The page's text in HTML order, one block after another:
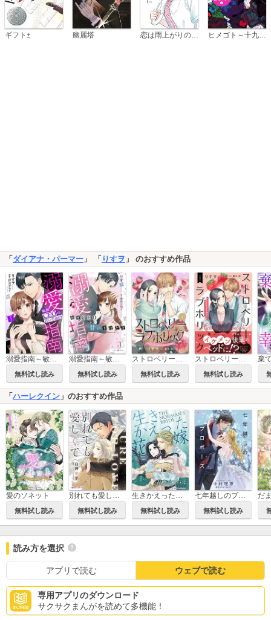
ギフト± 幽麗塔 恋は雨上がりのように ヒメゴト～十九歳の制服～
「 ダイアナ・パーマー 」 「 りすヲ 」 のおすすめ作品
無料試し読み 無料試し読み 無料試し読み 無料試し読み
「ハーレクイン 」のおすすめ作品
愛のソネット
無料試し読み 無料試し読み 無料試し読み
七年越しのプロポーズ
無料試し読み
読み方を選択
アプリで読む ウェブで読む
専用アプリのダウンロード
サクサクまんがを読めて多機能！